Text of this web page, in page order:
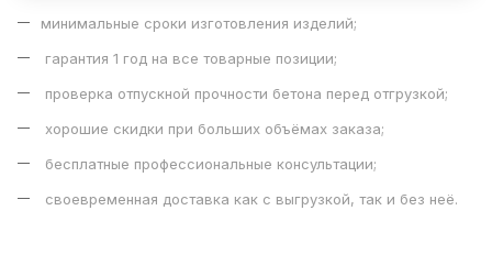
минимальные сроки изготовления изделий;
гарантия 1 год на все товарные позиции;
проверка отпускной прочности бетона перед отгрузкой;
хорошие скидки при больших объёмах заказа;
бесплатные профессиональные консультации;
своевременная доставка как с выгрузкой, так и без неё.